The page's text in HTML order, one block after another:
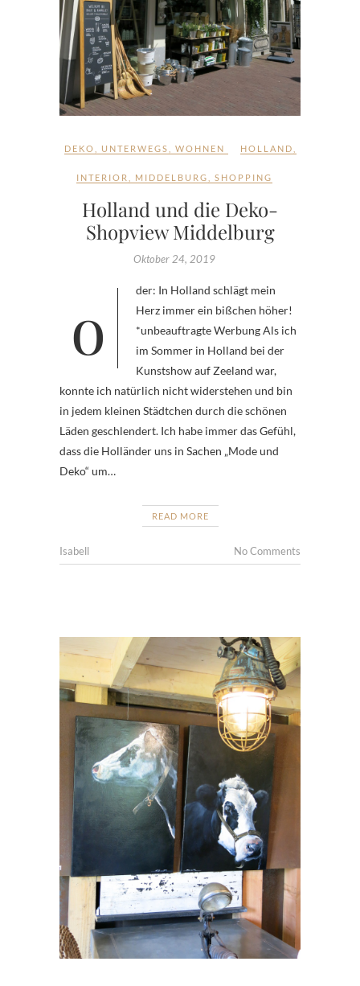
DEKO UNTERWEGS WOHNEN HOLLAND
INTERIOR MIDDELBURG SHOPPING
Holland und die Deko-
Shopview Middelburg
Oktober 24, 2019
oder: In Holland schlägt mein
Herz immer ein bißchen höher!
*unbeauftragte Werbung Als ich
im Sommer in Holland bei der
Kunstshow auf Zeeland war,
konnte ich natürlich nicht widerstehen und bin
in jedem kleinen Städtchen durch die schönen
Läden geschlendert. Ich habe immer das Gefühl,
dass die Holländer uns in Sachen „Mode und
Deko“ um…
READ MORE
Isabell No Comments